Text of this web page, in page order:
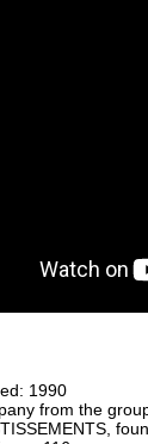
1990
from the